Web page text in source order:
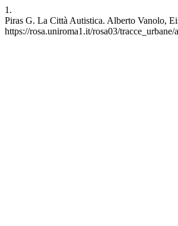
1.
Piras G. La Città Autistica. Alberto Vanolo,
https://rosa.uniroma1.it/rosa03/